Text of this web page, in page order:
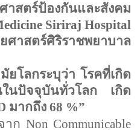
าสตร์ป้องกันและสังคม
Siriraj Hospital
ศาสตร์ศิริราชพยาบาล
ยโลกระบุว่า โรคที่เกิด
นปัจจุบันทั่วโลก
เกิด
มากถึง 68 %”
าก Non Communicable